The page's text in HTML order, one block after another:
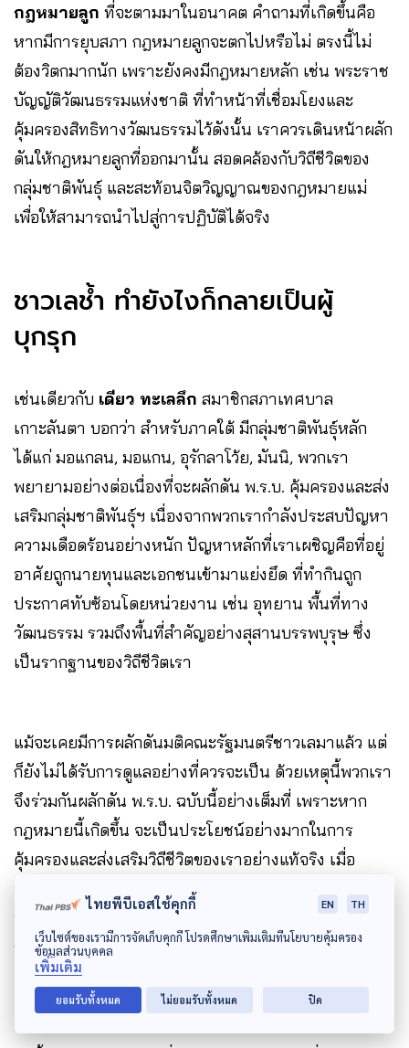
กฎหมายลูก ที่จะตามมาในอนาคต คำถามที่เกิดขึ้นคือ
หากมีการยุบสภา กฎหมายลูกจะตกไปหรือไม่ ตรงนี้ไม่
ต้องวิตกมากนัก เพราะยังคงมีกฎหมายหลัก เช่น พระราช
บัญญัติวัฒนธรรมแห่งชาติ ที่ทำหน้าที่เชื่อมโยงและ
คุ้มครองสิทธิทางวัฒนธรรมไว้ดังนั้น เราควรเดินหน้าผลัก
ดันให้กฎหมายลูกที่ออกมานั้น สอดคล้องกับวิถีชีวิตของ
กลุ่มชาติพันธุ์ และสะท้อนจิตวิญญาณของกฎหมายแม่
เพื่อให้สามารถนำไปสู่การปฏิบัติได้จริง
ชาวเลช้ำ ทำยังไงก็กลายเป็นผู้
บุกรุก
เช่นเดียวกับ เดียว ทะเลลึก สมาชิกสภาเทศบาล
เกาะลันตา บอกว่า สำหรับภาคใต้ มีกลุ่มชาติพันธุ์หลัก
ได้แก่ มอแกลน, มอแกน, อุรักลาโว้ย, มันนิ, พวกเรา
พยายามอย่างต่อเนื่องที่จะผลักดัน พ.ร.บ. คุ้มครองและส่ง
เสริมกลุ่มชาติพันธุ์ฯ เนื่องจากพวกเรากำลังประสบปัญหา
ความเดือดร้อนอย่างหนัก ปัญหาหลักที่เราเผชิญคือที่อยู่
อาศัยถูกนายทุนและเอกชนเข้ามาแย่งยึด ที่ทำกินถูก
ประกาศทับซ้อนโดยหน่วยงาน เช่น อุทยาน พื้นที่ทาง
วัฒนธรรม รวมถึงพื้นที่สำคัญอย่างสุสานบรรพบุรุษ ซึ่ง
เป็นรากฐานของวิถีชีวิตเรา
แม้จะเคยมีการผลักดันมติคณะรัฐมนตรีชาวเลมาแล้ว แต่
ก็ยังไม่ได้รับการดูแลอย่างที่ควรจะเป็น ด้วยเหตุนี้พวกเรา
จึงร่วมกันผลักดัน พ.ร.บ. ฉบับนี้อย่างเต็มที่ เพราะหาก
กฎหมายนี้เกิดขึ้น จะเป็นประโยชน์อย่างมากในการ
คุ้มครองและส่งเสริมวิถีชีวิตของเราอย่างแท้จริง เมื่อ
พ.ร.บ. ฉบับนี้มีผลบังคับใช้ สิ่งที่เราต้องทำต่อไปคือ
ทำความเข้าใจในตัวบทกฎหมายอย่างละเอียด เพื่อให้มี
ข้อมูลที่แข็งแกร่งในการเจรจาต่อรอง และปกป้องสิทธิของ
เรา
ไทยพีบีเอสใช้คุกกี้ EN TH
เว็บไซต์ของเรามีการจัดเก็บคุกกี้ โปรดศึกษาเพิ่มเติมที่นโยบายคุ้มครอง
ข้อมูลส่วนบุคคล
เพิ่มเติม
ยอมรับทั้งหมด ไม่ยอมรับทั้งหมด ปิด